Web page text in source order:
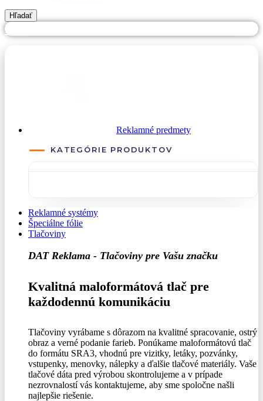
Hľadať
PREJSŤ NA DATREKLAMA.SK
Reklamné predmety
KATEGÓRIE PRODUKTOV
Reklamné systémy
Špeciálne fólie
Tlačoviny
DAT Reklama - Tlačoviny pre Vašu značku
Kvalitná maloformátová tlač pre
každodennú komunikáciu
Tlačoviny vyrábame s dôrazom na kvalitné spracovanie, ostrý
obraz a verné podanie farieb. Ponúkame maloformátovú tlač
do formátu SRA3, vhodnú pre vizitky, letáky, pozvánky,
vstupenky, menovky, nálepky a ďalšie tlačové materiály. Vaše
tlačové dáta pred výrobou skontrolujeme a v prípade
nezrovnalostí vás kontaktujeme, aby sme spoločne našli
najlepšie riešenie.